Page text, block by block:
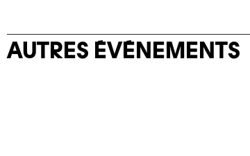
AUTRES ÉVÉNEMENTS